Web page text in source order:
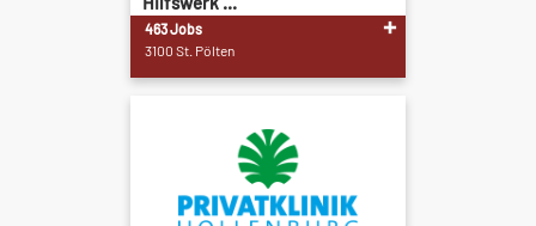
463 Jobs
3100 St. Pölten